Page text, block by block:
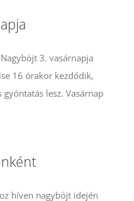
3. vasárnapja
16 órakor kezdődik,
lesz. Vasárnap
híven nagyböjt idején